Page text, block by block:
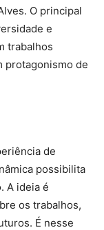
O principal
e
trabalhos
protagonismo de
de
possibilita
A ideia é
os trabalhos,
É nesse